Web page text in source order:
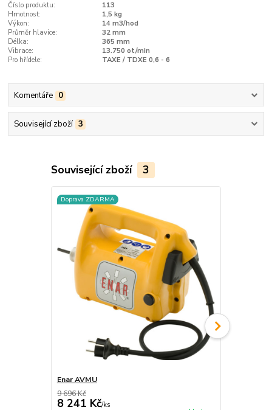
Číslo produktu:
113
Hmotnost:
1,5 kg
Výkon:
14 m3/hod
Průměr hlavice:
32 mm
Délka:
365 mm
Vibrace:
13.750 ot/min
Pro hřídele:
TAXE / TDXE 0,6 - 6
Komentáře 0
Související zboží 3
Související zboží 3
Doprava ZDARMA
Enar AVMU
9 696 Kč
8 241 Kč/ks